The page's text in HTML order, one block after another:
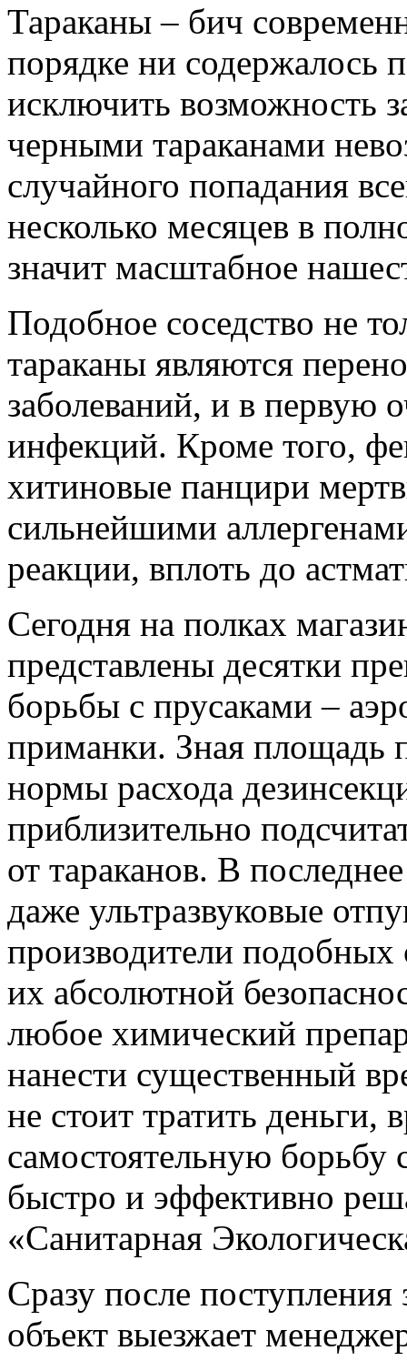
Тараканы – бич
порядке ни содержалось
исключить возможность
черными тараканами
случайного попадания
несколько месяцев в
значит масштабное
Подобное соседство не
тараканы являются
заболеваний, и в первую
инфекций. Кроме того,
хитиновые панцири
сильнейшими
реакции, вплоть до
Сегодня на полках
представлены десятки
борьбы с прусаками –
приманки. Зная площадь
нормы расхода
приблизительно
от тараканов. В
даже ультразвуковые
производители подобных
их абсолютной
любое химический
нанести существенный
не стоит тратить деньги,
самостоятельную борьбу
быстро и эффективно
«Санитарная
Сразу после
объект выезжает